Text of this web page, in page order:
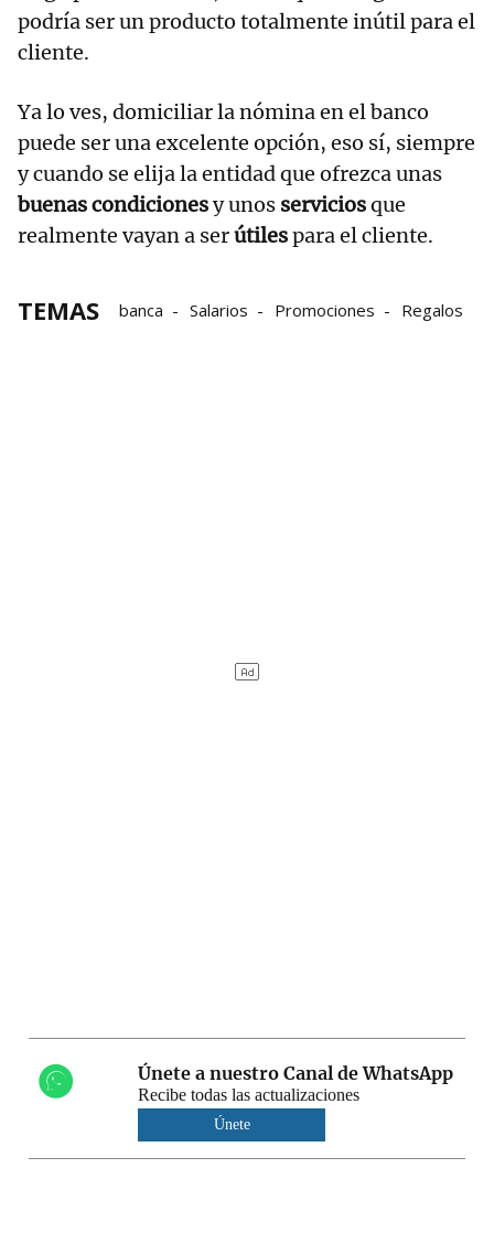
podría ser un producto totalmente inútil para el
cliente.
Ya lo ves, domiciliar la nómina en el banco
puede ser una excelente opción, eso sí, siempre
y cuando se elija la entidad que ofrezca unas
buenas condicionesy unos serviciosque
realmente vayan a serútilespara el cliente.
TEMAS banca Salarios Promociones Regalos
Únete a nuestro Canal de WhatsApp
Recibe todas las actualizaciones
Únete